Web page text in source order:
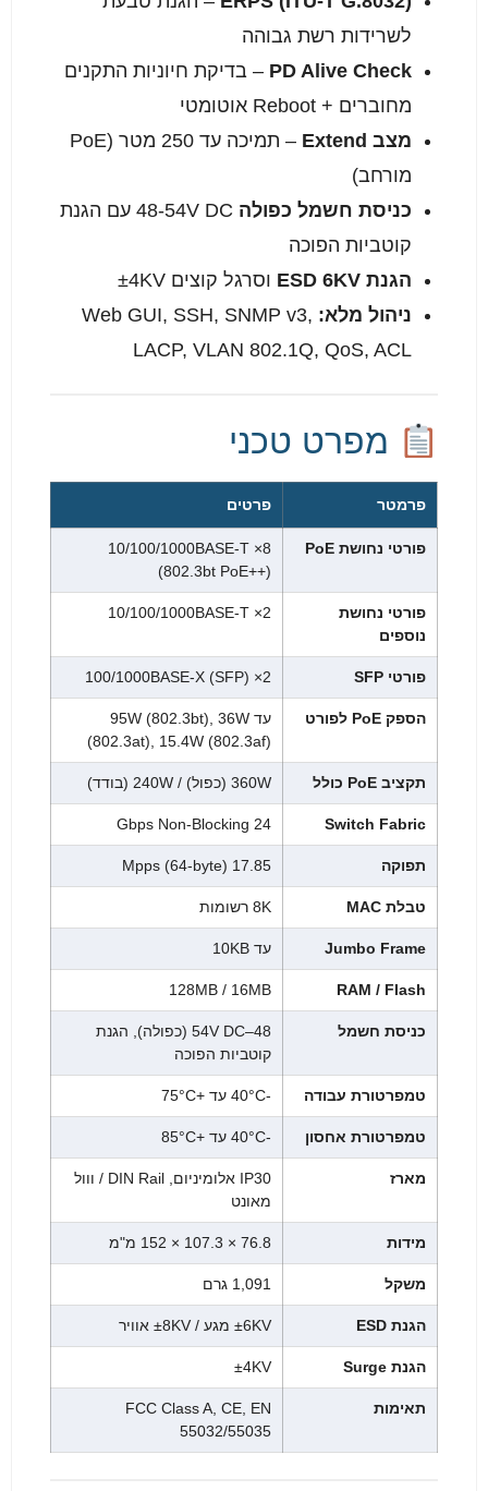
לשרידות רשת גבוהה
PD Alive Check – בדיקת חיוניות התקנים
מחוברים + Reboot אוטומטי
מצב Extend
– תמיכה עד 250 מטר (PoE
מורחב)
כניסת חשמל כפולה
48-54V DC עם הגנת
קוטביות הפוכה
הגנת ESD 6KV
וסרגל קוצים ±4KV
ניהול מלא: Web GUI, SSH, SNMP v3,
LACP, VLAN 802.1Q, QoS, ACL
מפרט טכני
פרמטר פרטים
פורטי נחושת PoE
8× 10/100/1000BASE-T
(802.3bt PoE++)
פורטי נחושת
נוספים
2× 10/100/1000BASE-T
פורטי SFP 2× 100/1000BASE-X (SFP)
הספק PoE לפורט
עד 95W (802.3bt), 36W
(802.3at), 15.4W (802.3af)
תקציב PoE כולל 360W (כפול) / 240W (בודד)
Switch Fabric
24 Gbps Non-Blocking
תפוקה 17.85 Mpps (64-byte)
טבלת MAC 8K רשומות
Jumbo Frame עד 10KB
RAM / Flash
128MB / 16MB
כניסת חשמל
48–54V DC (כפולה), הגנת
קוטביות הפוכה
טמפרטורת עבודה -40°C עד +75°C
טמפרטורת אחסון -40°C עד +85°C
מארז
IP30 אלומיניום, DIN Rail / ווול
מאונט
מידות 76.8 × 107.3 × 152 מ"מ
משקל 1,091 גרם
הגנת ESD ±6KV מגע / ±8KV אוויר
הגנת Surge ±4KV
תאימות
FCC Class A, CE, EN
55032/55035